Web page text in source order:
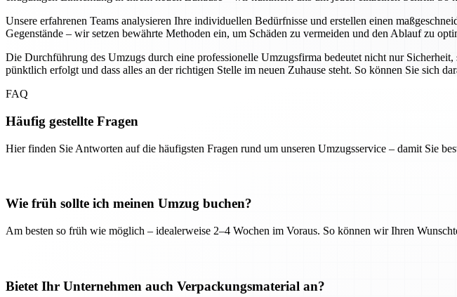
Unsere erfahrenen Teams analysieren Ihre individuellen Bedürfnisse und erstellen einen
Gegenstände – wir setzen bewährte Methoden ein, um Schäden zu vermeiden und den Ablauf zu
Die Durchführung des Umzugs durch eine professionelle Umzugsfirma bedeutet nicht nur
pünktlich erfolgt und dass alles an der richtigen Stelle im neuen Zuhause steht. So können Sie sich
FAQ
Häufig gestellte Fragen
Hier finden Sie Antworten auf die häufigsten Fragen rund um unseren Umzugsservice – damit Sie
Wie früh sollte ich meinen Umzug buchen?
Am besten so früh wie möglich – idealerweise 2–4 Wochen im Voraus. So können wir Ihren
Bietet Ihr Unternehmen auch Verpackungsmaterial an?